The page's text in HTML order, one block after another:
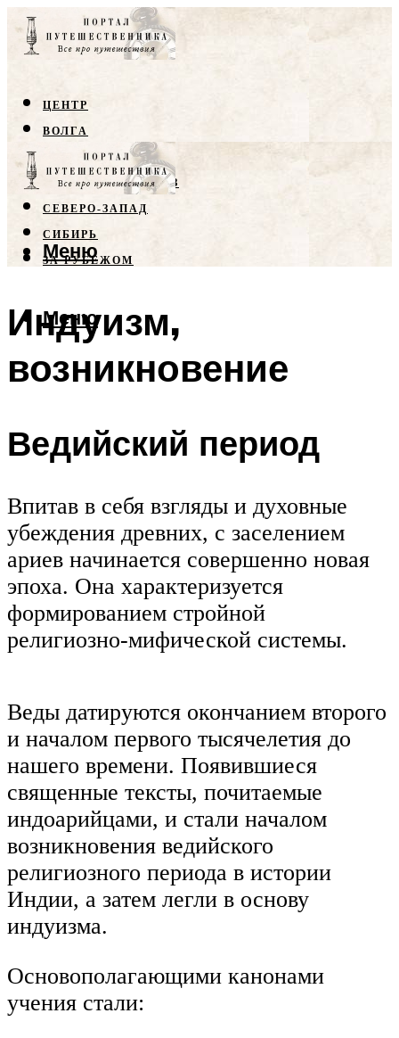
ЦЕНТР
ВОЛГА
КРЫМ
СЕВЕРНЫЙ КАВКАЗ
СЕВЕРО-ЗАПАД
СИБИРЬ
ЗА РУБЕЖОМ
Меню
Меню
Индуизм,
возникновение
Ведийский период
Впитав в себя взгляды и духовные
убеждения древних, с заселением
ариев начинается совершенно новая
эпоха. Она характеризуется
формированием стройной
религиозно-мифической системы.
Веды датируются окончанием второго
и началом первого тысячелетия до
нашего времени. Появившиеся
священные тексты, почитаемые
индоарийцами, и стали началом
возникновения ведийского
религиозного периода в истории
Индии, а затем легли в основу
индуизма.
Основополагающими канонами
учения стали: